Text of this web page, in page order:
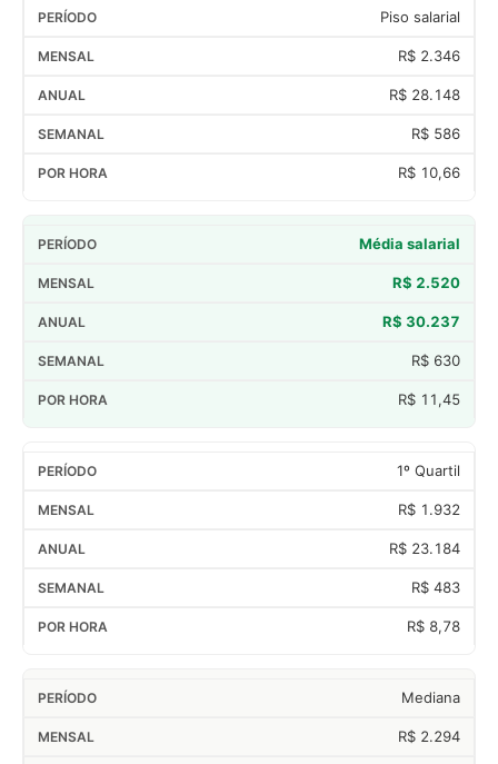
Piso salarial
R$ 2.346
R$ 28.148
R$ 586
R$ 10,66
Média salarial
R$ 2.520
R$ 30.237
R$ 630
R$ 11,45
1º Quartil
R$ 1.932
R$ 23.184
R$ 483
R$ 8,78
Mediana
R$ 2.294